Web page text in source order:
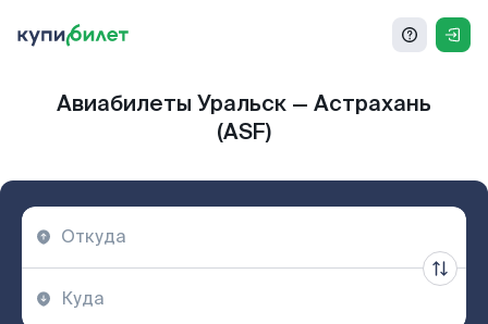
Авиабилеты Уральск — Астрахань
(ASF)